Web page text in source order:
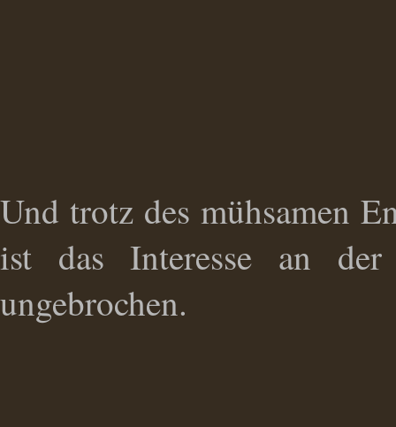
Und trotz des mühsamen
ist das Interesse an der
ungebrochen.